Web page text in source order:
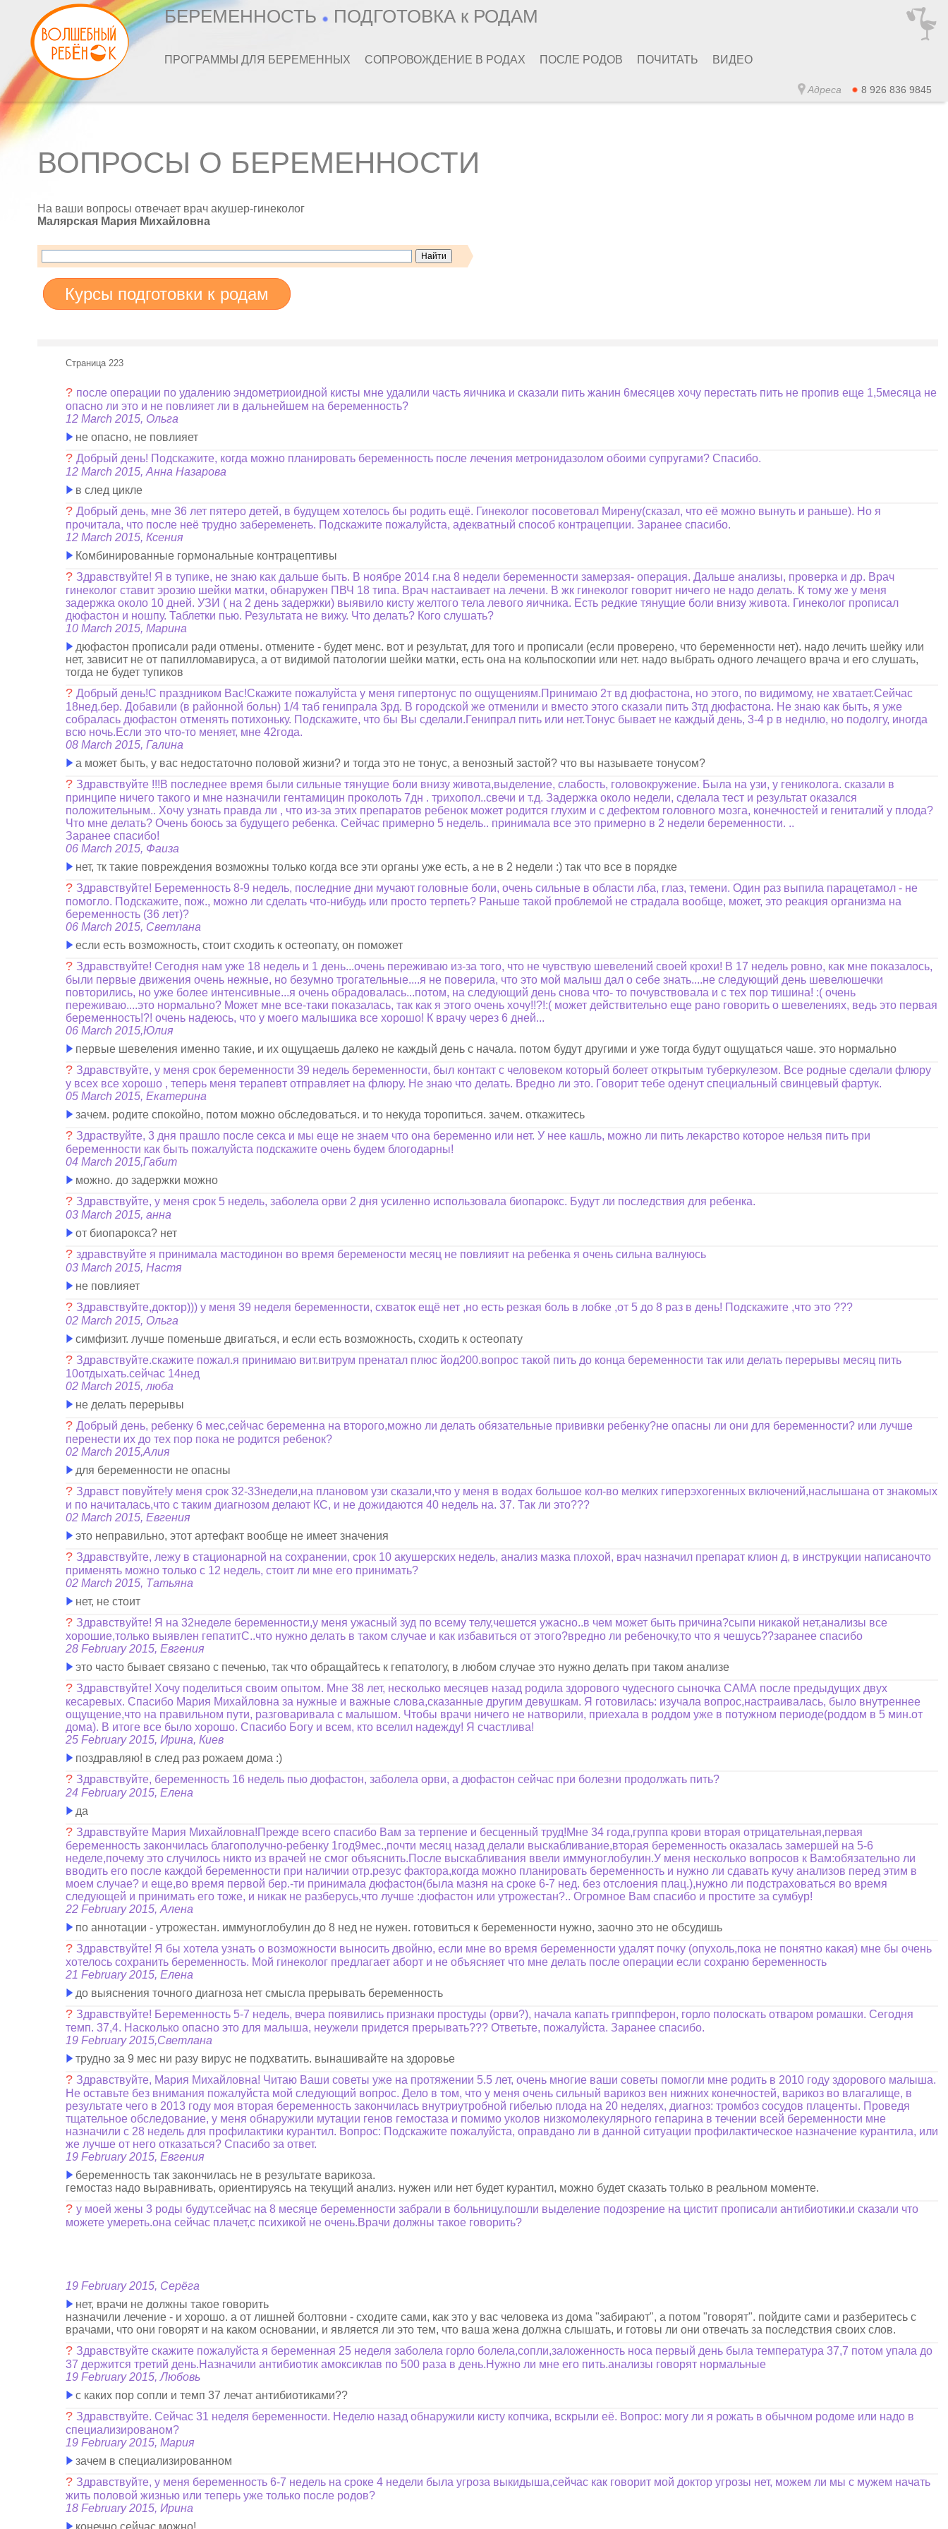
БЕРЕМЕННОСТЬ ПОДГОТОВКА к РОДАМ
ПРОГРАММЫ ДЛЯ БЕРЕМЕННЫХ СОПРОВОЖДЕНИЕ В РОДАХ ПОСЛЕ РОДОВ ПОЧИТАТЬ ВИДЕО
Адреса 8 926 836 9845
ВОПРОСЫ О БЕРЕМЕННОСТИ
На ваши вопросы отвечает врач акушер-гинеколог
Малярская Мария Михайловна
Курсы подготовки к родам
Страница 223
? после операции по удалению эндометриоидной кисты мне удалили часть яичника и сказали пить жанин 6месяцев хочу перестать пить не пропив еще 1,5месяца не
опасно ли это и не повлияет ли в дальнейшем на беременность?
12 March 2015, Ольга
не опасно, не повлияет
?Добрый день! Подскажите, когда можно планировать беременность после лечения метронидазолом обоими супругами? Спасибо.
12 March 2015, Анна Назарова
в след цикле
?Добрый день, мне 36 лет пятеро детей, в будущем хотелось бы родить ещё. Гинеколог посоветовал Мирену(сказал, что её можно вынуть и раньше). Но я
прочитала, что после неё трудно забеременеть. Подскажите пожалуйста, адекватный способ контрацепции. Заранее спасибо.
12 March 2015, Ксения
Комбинированные гормональные контрацептивы
? Здравствуйте! Я в тупике, не знаю как дальше быть. В ноябре 2014 г.на 8 недели беременности замерзая- операция. Дальше анализы, проверка и др. Врач
гинеколог ставит эрозию шейки матки, обнаружен ПВЧ 18 типа. Врач настаивает на лечени. В жк гинеколог говорит ничего не надо делать. К тому же у меня
задержка около 10 дней. УЗИ ( на 2 день задержки) выявило кисту желтого тела левого яичника. Есть редкие тянущие боли внизу живота. Гинеколог прописал
дюфастон и ношпу. Таблетки пью. Результата не вижу. Что делать? Кого слушать?
10 March 2015, Марина
дюфастон прописали ради отмены. отмените - будет менс. вот и результат, для того и прописали (если проверено, что беременности нет). надо лечить шейку или
нет, зависит не от папилломавируса, а от видимой патологии шейки матки, есть она на кольпоскопии или нет. надо выбрать одного лечащего врача и его слушать,
тогда не будет тупиков
?Добрый день!С праздником Вас!Скажите пожалуйста у меня гипертонус по ощущениям.Принимаю 2т вд дюфастона, но этого, по видимому, не хватает.Сейчас
18нед.бер. Добавили (в районной больн) 1/4 таб генипрала 3рд. В городской же отменили и вместо этого сказали пить 3тд дюфастона. Не знаю как быть, я уже
собралась дюфастон отменять потихоньку. Подскажите, что бы Вы сделали.Генипрал пить или нет.Тонус бывает не каждый день, 3-4 р в неднлю, но подолгу, иногда
всю ночь.Если это что-то меняет, мне 42года.
08 March 2015, Галина
а может быть, у вас недостаточно половой жизни? и тогда это не тонус, а венозный застой? что вы называете тонусом?
? Здравствуйте !!!В последнее время были сильные тянущие боли внизу живота,выделение, слабость, головокружение. Была на узи, у гениколога. сказали в
принципе ничего такого и мне назначили гентамицин проколоть 7дн . трихопол..свечи и т.д. Задержка около недели, сделала тест и результат оказался
положительным.. Хочу узнать правда ли , что из-за этих препаратов ребенок может родится глухим и с дефектом головного мозга, конечностей и гениталий у плода?
Что мне делать? Очень боюсь за будущего ребенка. Сейчас примерно 5 недель.. принимала все это примерно в 2 недели беременности. ..
Заранее спасибо!
06 March 2015, Фаиза
нет, тк такие повреждения возможны только когда все эти органы уже есть, а не в 2 недели :) так что все в порядке
? Здравствуйте! Беременность 8-9 недель, последние дни мучают головные боли, очень сильные в области лба, глаз, темени. Один раз выпила парацетамол - не
помогло. Подскажите, пож., можно ли сделать что-нибудь или просто терпеть? Раньше такой проблемой не страдала вообще, может, это реакция организма на
беременность (36 лет)?
06 March 2015, Светлана
если есть возможность, стоит сходить к остеопату, он поможет
? Здравствуйте! Сегодня нам уже 18 недель и 1 день...очень переживаю из-за того, что не чувствую шевелений своей крохи! В 17 недель ровно, как мне показалось,
были первые движения очень нежные, но безумно трогательные....я не поверила, что это мой малыш дал о себе знать....не следующий день шевелюшечки
повторились, но уже более интенсивные...я очень обрадовалась...потом, на следующий день снова что- то почувствовала и с тех пор тишина! :( очень
переживаю....это нормально? Может мне все-таки показалась, так как я этого очень хочу!!?!:( может действительно еще рано говорить о шевелениях, ведь это первая
беременность!?! очень надеюсь, что у моего малышика все хорошо! К врачу через 6 дней...
06 March 2015,Юлия
первые шевеления именно такие, и их ощущаешь далеко не каждый день с начала. потом будут другими и уже тогда будут ощущаться чаше. это нормально
? Здравствуйте, у меня срок беременности 39 недель беременности, был контакт с человеком который болеет открытым туберкулезом. Все родные сделали флюру
у всех все хорошо , теперь меня терапевт отправляет на флюру. Не знаю что делать. Вредно ли это. Говорит тебе оденут специальный свинцевый фартук.
05 March 2015, Екатерина
зачем. родите спокойно, потом можно обследоваться. и то некуда торопиться. зачем. откажитесь
? Здраствуйте, 3 дня прашло после секса и мы еще не знаем что она беременно или нет. У нее кашль, можно ли пить лекарство которое нельзя пить при
беременности как быть пожалуйста подскажите очень будем блогодарны!
04 March 2015,Габит
можно. до задержки можно
? Здравствуйте, у меня срок 5 недель, заболела орви 2 дня усиленно использовала биопарокс. Будут ли последствия для ребенка.
03 March 2015, анна
от биопарокса? нет
?здравствуйте я принимала мастодинон во время беремености месяц не повлияит на ребенка я очень сильна валнуюсь
03 March 2015, Настя
не повлияет
? Здравствуйте,доктор))) у меня 39 неделя беременности, схваток ещё нет ,но есть резкая боль в лобке ,от 5 до 8 раз в день! Подскажите ,что это ???
02 March 2015, Ольга
симфизит. лучше поменьше двигаться, и если есть возможность, сходить к остеопату
? Здравствуйте.скажите пожал.я принимаю вит.витрум пренатал плюс йод200.вопрос такой пить до конца беременности так или делать перерывы месяц пить
10отдыхать.сейчас 14нед
02 March 2015, люба
не делать перерывы
?Добрый день, ребенку 6 мес,сейчас беременна на второго,можно ли делать обязательные прививки ребенку?не опасны ли они для беременности? или лучше
перенести их до тех пор пока не родится ребенок?
02 March 2015,Алия
для беременности не опасны
? Здравст повуйте!у меня срок 32-33недели,на плановом узи сказали,что у меня в водах большое кол-во мелких гиперэхогенных включений,наслышана от знакомых
и по начиталась,что с таким диагнозом делают КС, и не дожидаются 40 недель на. 37. Так ли это???
02 March 2015, Евгения
это неправильно, этот артефакт вообще не имеет значения
? Здравствуйте, лежу в стационарной на сохранении, срок 10 акушерских недель, анализ мазка плохой, врач назначил препарат клион д, в инструкции написаночто
применять можно только с 12 недель, стоит ли мне его принимать?
02 March 2015, Татьяна
нет, не стоит
? Здравствуйте! Я на 32неделе беременности,у меня ужасный зуд по всему телу,чешется ужасно..в чем может быть причина?сыпи никакой нет,анализы все
хорошие,только выявлен гепатитC..что нужно делать в таком случае и как избавиться от этого?вредно ли ребеночку,то что я чешусь??заранее спасибо
28 February 2015, Евгения
это часто бывает связано с печенью, так что обращайтесь к гепатологу, в любом случае это нужно делать при таком анализе
? Здравствуйте! Хочу поделиться своим опытом. Мне 38 лет, несколько месяцев назад родила здорового чудесного сыночка САМА после предыдущих двух
кесаревых. Спасибо Мария Михайловна за нужные и важные слова,сказанные другим девушкам. Я готовилась: изучала вопрос,настраивалась, было внутреннее
ощущение,что на правильном пути, разговаривала с малышом. Чтобы врачи ничего не натворили, приехала в роддом уже в потужном периоде(роддом в 5 мин.от
дома). В итоге все было хорошо. Спасибо Богу и всем, кто вселил надежду! Я счастлива!
25 February 2015, Ирина, Киев
поздравляю! в след раз рожаем дома :)
? Здравствуйте, беременность 16 недель пью дюфастон, заболела орви, а дюфастон сейчас при болезни продолжать пить?
24 February 2015, Елена
да
? Здравствуйте Мария Михайловна!Прежде всего спасибо Вам за терпение и бесценный труд!Мне 34 года,группа крови вторая отрицательная,первая
беременность закончилась благополучно-ребенку 1год9мес.,почти месяц назад делали выскабливание,вторая беременность оказалась замершей на 5-6
неделе,почему это случилось никто из врачей не смог объяснить.После выскабливания ввели иммуноглобулин.У меня несколько вопросов к Вам:обязательно ли
вводить его после каждой беременности при наличии отр.резус фактора,когда можно планировать беременность и нужно ли сдавать кучу анализов перед этим в
моем случае? и еще,во время первой бер.-ти принимала дюфастон(была мазня на сроке 6-7 нед. без отслоения плац.),нужно ли подстраховаться во время
следующей и принимать его тоже, и никак не разберусь,что лучше :дюфастон или утрожестан?.. Огромное Вам спасибо и простите за сумбур!
22 February 2015, Алена
по аннотации - утрожестан. иммуноглобулин до 8 нед не нужен. готовиться к беременности нужно, заочно это не обсудишь
? Здравствуйте! Я бы хотела узнать о возможности выносить двойню, если мне во время беременности удалят почку (опухоль,пока не понятно какая) мне бы очень
хотелось сохранить беременность. Мой гинеколог предлагает аборт и не объясняет что мне делать после операции если сохраню беременность
21 February 2015, Елена
до выяснения точного диагноза нет смысла прерывать беременность
? Здравствуйте! Беременность 5-7 недель, вчера появились признаки простуды (орви?), начала капать гриппферон, горло полоскать отваром ромашки. Сегодня
темп. 37,4. Насколько опасно это для малыша, неужели придется прерывать??? Ответьте, пожалуйста. Заранее спасибо.
19 February 2015,Светлана
трудно за 9 мес ни разу вирус не подхватить. вынашивайте на здоровье
? Здравствуйте, Мария Михайловна! Читаю Ваши советы уже на протяжении 5.5 лет, очень многие ваши советы помогли мне родить в 2010 году здорового малыша.
Не оставьте без внимания пожалуйста мой следующий вопрос. Дело в том, что у меня очень сильный варикоз вен нижних конечностей, варикоз во влагалище, в
результате чего в 2013 году моя вторая беременность закончилась внутриутробной гибелью плода на 20 неделях, диагноз: тромбоз сосудов плаценты. Проведя
тщательное обследование, у меня обнаружили мутации генов гемостаза и помимо уколов низкомолекулярного гепарина в течении всей беременности мне
назначили с 28 недель для профилактики курантил. Вопрос: Подскажите пожалуйста, оправдано ли в данной ситуации профилактическое назначение курантила, или
же лучше от него отказаться? Спасибо за ответ.
19 February 2015, Евгения
беременность так закончилась не в результате варикоза.
гемостаз надо выравнивать, ориентируясь на текущий анализ. нужен или нет будет курантил, можно будет сказать только в реальном моменте.
?у моей жены 3 роды будут.сейчас на 8 месяце беременности забрали в больницу.пошли выделение подозрение на цистит прописали антибиотики.и сказали что
можете умереть.она сейчас плачет,с психикой не очень.Врачи должны такое говорить?
19 February 2015, Серёга
нет, врачи не должны такое говорить
назначили лечение - и хорошо. а от лишней болтовни - сходите сами, как это у вас человека из дома "забирают", а потом "говорят". пойдите сами и разберитесь с
врачами, что они говорят и на каком основании, и является ли это тем, что ваша жена должна слышать, и готовы ли они отвечать за последствия своих слов.
? Здравствуйте скажите пожалуйста я беременная 25 неделя заболела горло болела,сопли,заложенность носа первый день была температура 37,7 потом упала до
37 держится третий день.Назначили антибиотик амоксиклав по 500 раза в день.Нужно ли мне его пить.анализы говорят нормальные
19 February 2015, Любовь
с каких пор сопли и темп 37 лечат антибиотиками??
? Здравствуйте. Сейчас 31 неделя беременности. Неделю назад обнаружили кисту копчика, вскрыли её. Вопрос: могу ли я рожать в обычном родоме или надо в
специализированом?
19 February 2015, Мария
зачем в специализированном
? Здравствуйте, у меня беременность 6-7 недель на сроке 4 недели была угроза выкидыша,сейчас как говорит мой доктор угрозы нет, можем ли мы с мужем начать
жить половой жизнью или теперь уже только после родов?
18 February 2015, Ирина
конечно сейчас можно!